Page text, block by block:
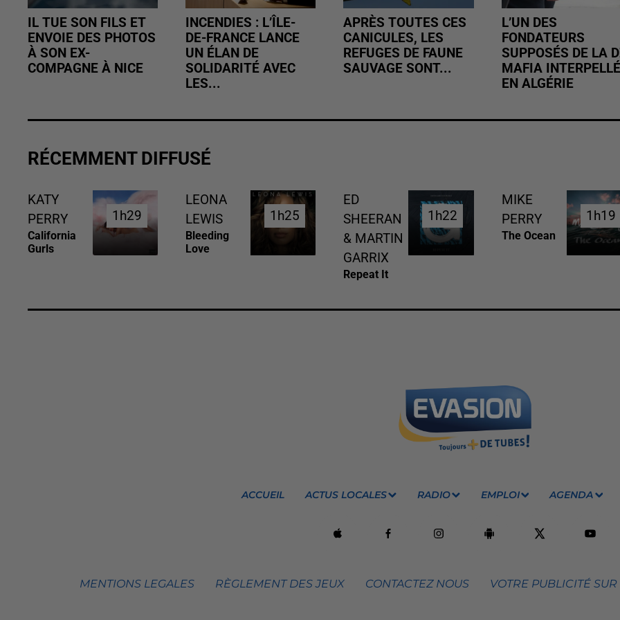
IL TUE SON FILS ET
ENVOIE DES PHOTOS
À SON EX-
COMPAGNE À NICE
INCENDIES : L’ÎLE-
DE-FRANCE LANCE
UN ÉLAN DE
SOLIDARITÉ AVEC
LES...
APRÈS TOUTES CES
CANICULES, LES
REFUGES DE FAUNE
SAUVAGE SONT...
L’UN DES
FONDATEURS
SUPPOSÉS DE LA
MAFIA INTERPELLÉ
EN ALGÉRIE
RÉCEMMENT DIFFUSÉ
KATY
PERRY
California
Gurls
1h29
1h29
LEONA
LEWIS
Bleeding
Love
1h25
1h25
ED
SHEERAN
& MARTIN
GARRIX
Repeat It
1h22
1h22
MIKE
PERRY
The Ocean
1h19
1h19
ACCUEIL ACTUS LOCALES RADIO EMPLOI AGENDA
MENTIONS LEGALES RÈGLEMENT DES JEUX CONTACTEZ NOUS VOTRE PUBLICITÉ